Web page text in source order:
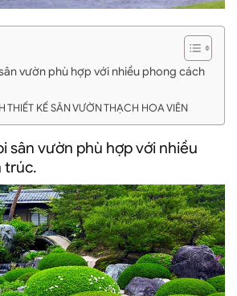
vườn phù hợp với nhiều phong cách
THIẾT KẾ SÂN VƯỜN THẠCH HOA VIÊN
sân vườn phù hợp với nhiều
trúc.